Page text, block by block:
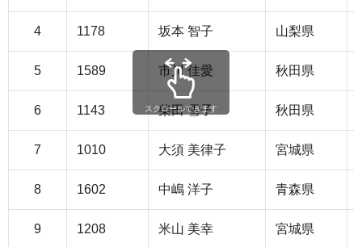
4 1178 坂本 智子 山梨県
5 1589 市川 佳愛 秋田県
6 1143 柴田 雪子 秋田県
7 1010 大須 美律子 宮城県
8 1602 中嶋 洋子 青森県
9 1208 米山 美幸 宮城県
スクロールできます